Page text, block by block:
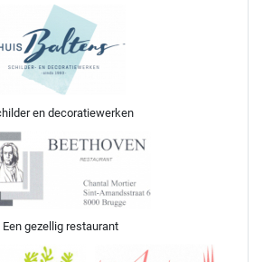
en decoratiewerken
Een gezellig restaurant